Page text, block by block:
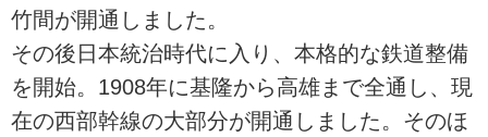
竹間が開通しました。
その後日本統治時代に入り、本格的な鉄道整備
を開始。1908年に基隆から高雄まで全通し、現
在の西部幹線の大部分が開通しました。そのほ